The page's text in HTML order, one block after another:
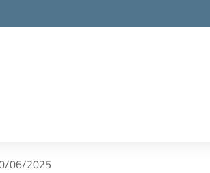
06/2025